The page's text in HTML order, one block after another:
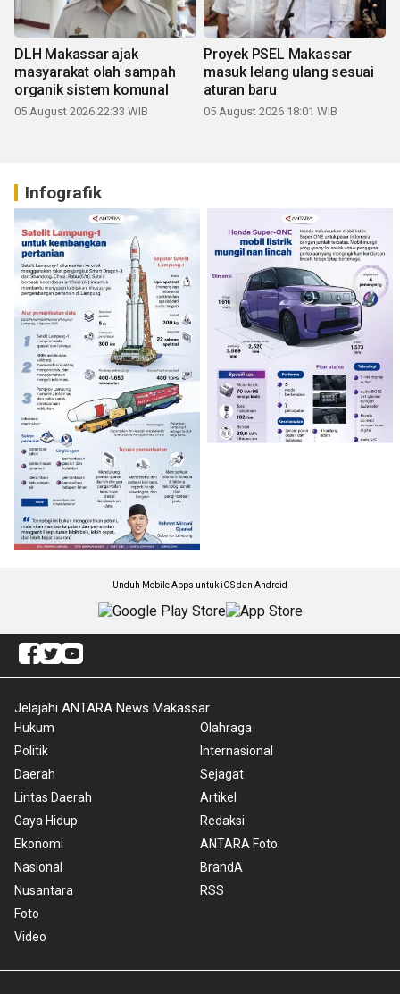
DLH Makassar ajak
masyarakat olah sampah
organik sistem komunal
05 August 2026 22:33 WIB
Proyek PSEL Makassar
masuk lelang ulang sesuai
aturan baru
05 August 2026 18:01 WIB
Infografik
Unduh Mobile Apps untuk iOS dan Android
Jelajahi ANTARA News Makassar
Hukum
Politik
Daerah
Lintas Daerah
Gaya Hidup
Ekonomi
Nasional
Nusantara
Foto
Video
Olahraga
Internasional
Sejagat
Artikel
Redaksi
ANTARA Foto
BrandA
RSS